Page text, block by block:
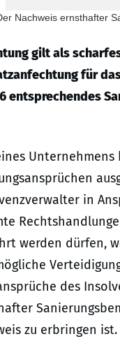
Nachweis ernsthafter
gilt als
für
entsprechendes
in
werden dürfen,
des
zu erbringen ist.